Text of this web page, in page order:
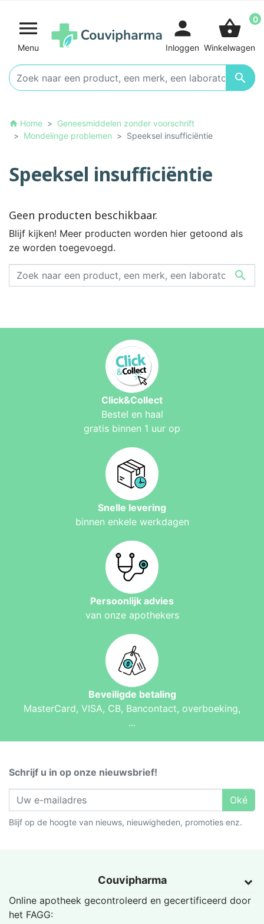

Menu

person
Inloggen
shopping_basket 0
Winkelwagen
home Home
Geneesmiddelen zonder voorschrift
Mondelinge problemen
Speeksel insufficiëntie
Speeksel insufficiëntie
Geen producten beschikbaar.
Blijf kijken! Meer producten worden hier getoond als
ze worden toegevoegd.

Click&Collect
Bestel en haal
gratis binnen 1 uur op
Snelle levering
binnen enkele werkdagen
Persoonlijk advies
van onze apothekers
Beveiligde betaling
MasterCard, VISA, CB, Bancontact, overboeking,
...
Schrijf u in op onze nieuwsbrief!
Oké
Blijf op de hoogte van nieuws, nieuwigheden, promoties enz.
Couvipharma
Online apotheek gecontroleerd en gecertificeerd door
het FAGG: